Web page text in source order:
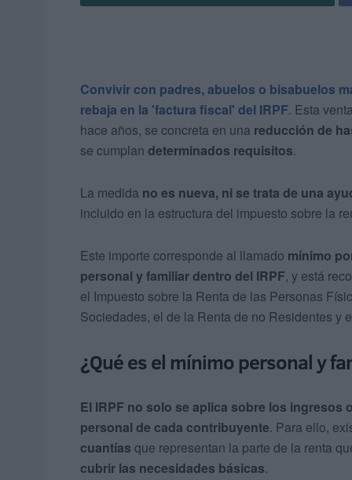
Convivir con padres, abuelos o bisabuelos
rebaja en la 'factura fiscal' del IRPF. Esta
hace años, se concreta en una reducción de
se cumplan determinados requisitos.
La medida no es nueva, ni se trata de una
incluido en la estructura del impuesto sobre la
Este importe corresponde al llamado mínimo
personal y familiar dentro del IRPF, y está
el Impuesto sobre la Renta de las Personas
Sociedades, el de la Renta de no Residentes y
¿Qué es el mínimo personal y
El IRPF no solo se aplica sobre los
personal de cada contribuyente. Para ello,
cuantías que representan la parte de la renta
cubrir las necesidades básicas.